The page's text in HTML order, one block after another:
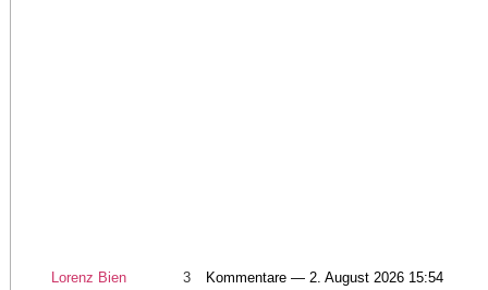
Lorenz Bien 3 Kommentare — 2. August 2026 15:54